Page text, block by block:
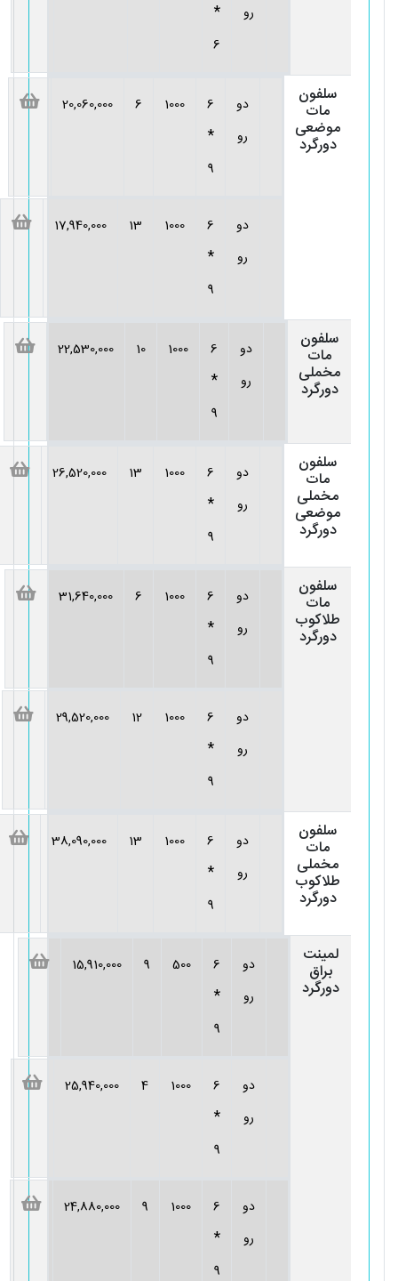
رو
*
6
سلفون
مات
موضعی
دورگرد
دو
رو
6
*
9
1000
6
20,060,000
دو
رو
6
*
9
1000
13
17,940,000
سلفون
مات
مخملی
دورگرد
دو
رو
6
*
9
1000
10
22,530,000
سلفون
مات
مخملی
موضعی
دورگرد
دو
رو
6
*
9
1000
13
26,520,000
سلفون
مات
طلاکوب
دورگرد
دو
رو
6
*
9
1000
6
31,640,000
دو
رو
6
*
9
1000
12
29,520,000
سلفون
مات
مخملی
طلاکوب
دورگرد
دو
رو
6
*
9
1000
13
38,090,000
لمینت
براق
دورگرد
دو
رو
6
*
9
500
9
15,910,000
دو
رو
6
*
9
1000
4
25,940,000
دو
رو
6
*
9
1000
9
24,880,000